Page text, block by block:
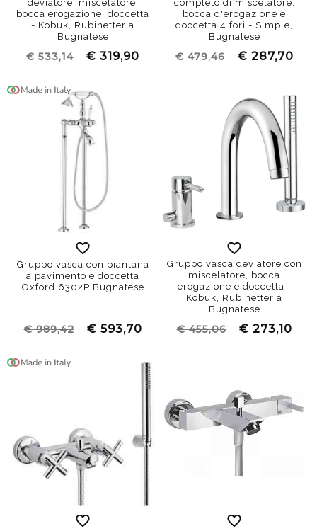
deviatore, miscelatore,
bocca erogazione, doccetta
- Kobuk, Rubinetteria
Bugnatese
€ 533,14 € 319,90
completo di miscelatore,
bocca d'erogazione e
doccetta 4 fori - Simple,
Bugnatese
€ 479,46 € 287,70
Gruppo vasca con piantana
a pavimento e doccetta
Oxford 6302P Bugnatese
€ 989,42 € 593,70
Gruppo vasca deviatore con
miscelatore, bocca
erogazione e doccetta -
Kobuk, Rubinetteria
Bugnatese
€ 455,06 € 273,10